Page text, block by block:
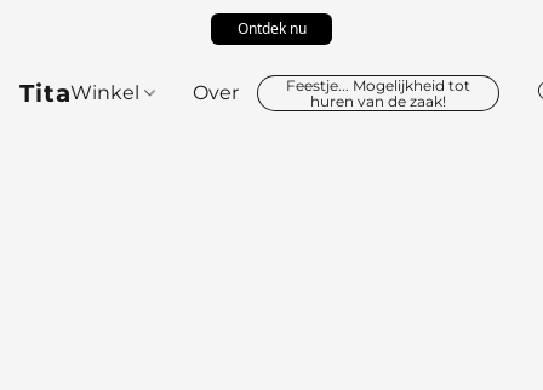
Ontdek nu
TitaWinkel Over
Feestje... Mogelijkheid tot
huren van de zaak!